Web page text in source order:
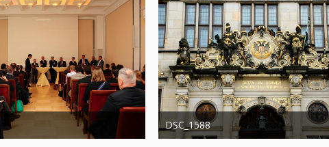
20. August 2019
DSC_1588
Administrator
20. August 2019